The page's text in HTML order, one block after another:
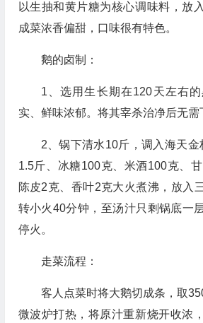
以生抽和黄片糖为核心调味料，放
成菜浓香偏甜，口味很有特色。
鹅的卤制：
1、选用生长期在120天左右
实、鲜味浓郁。将其宰杀治净后无需
2、锅下清水10斤，调入海天
1.5斤、冰糖100克、米酒100克、
陈皮2克、香叶2克大火煮沸，放入
转小火40分钟，至汤汁只剩锅底一
停火。
走菜流程：
客人点菜时将大鹅切成条，取
微波炉打热，将原汁重新烧开收浓